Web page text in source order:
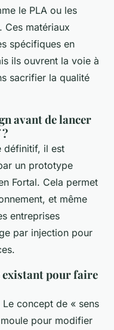
le PLA ou les
Ces matériaux
spécifiques en
ils ouvrent la voie à
sacrifier la qualité
avant de lancer
définitif, il est
un prototype
Fortal. Cela permet
et même
entreprises
par injection pour
pour faire
concept de « sens
pour modifier